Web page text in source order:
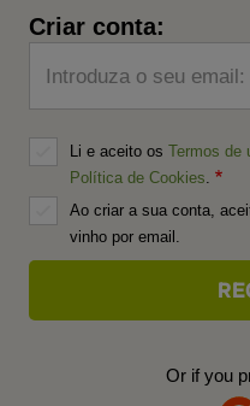
Criar conta:
Introduza o seu email:
Li e aceito os Termos de
Política de Cookies
Ao criar a sua conta,
vinho por email.
Or if you